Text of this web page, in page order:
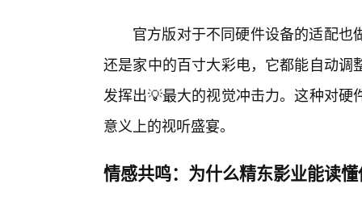
官方版对于不同硬件设备的适配
还是家中的百寸大彩电，它都能自动
发挥出💡最大的视觉冲击力。这种对
意义上的视听盛宴。
情感共鸣：为什么精东影业能读